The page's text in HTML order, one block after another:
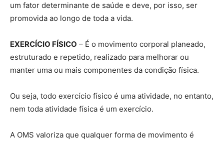
um fator determinante de saúde e deve, por isso, ser
promovida ao longo de toda a vida.
EXERCÍCIO FÍSICO – É o movimento corporal planeado,
estruturado e repetido, realizado para melhorar ou
manter uma ou mais componentes da condição física.
Ou seja, todo exercício físico é uma atividade, no entanto,
nem toda atividade física é um exercício.
A OMS valoriza que qualquer forma de movimento é